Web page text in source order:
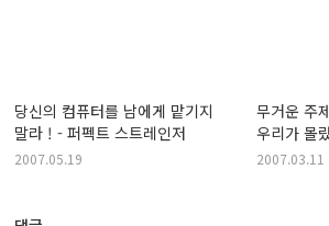
당신의 컴퓨터를 남에게 맡기지
말라 ! - 퍼펙트 스트레인저
2007.05.19
무거운 주
우리가 몰
이야기 -
2007.03.11